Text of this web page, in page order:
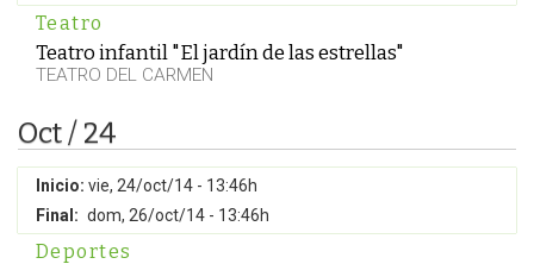
Teatro
Teatro infantil "El jardín de las estrellas"
TEATRO DEL CARMEN
Oct / 24
Inicio: vie, 24/oct/14 - 13:46h
Final: dom, 26/oct/14 - 13:46h
Deportes